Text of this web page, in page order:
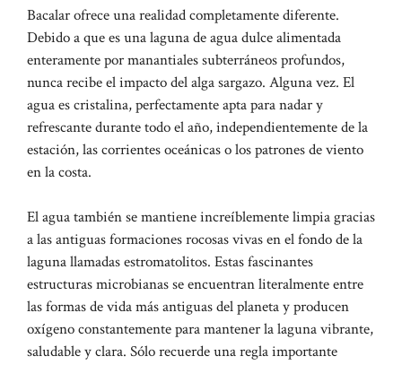
Bacalar ofrece una realidad completamente diferente.
Debido a que es una laguna de agua dulce alimentada
enteramente por manantiales subterráneos profundos,
nunca recibe el impacto del alga sargazo. Alguna vez. El
agua es cristalina, perfectamente apta para nadar y
refrescante durante todo el año, independientemente de la
estación, las corrientes oceánicas o los patrones de viento
en la costa.
El agua también se mantiene increíblemente limpia gracias
a las antiguas formaciones rocosas vivas en el fondo de la
laguna llamadas estromatolitos. Estas fascinantes
estructuras microbianas se encuentran literalmente entre
las formas de vida más antiguas del planeta y producen
oxígeno constantemente para mantener la laguna vibrante,
saludable y clara. Sólo recuerde una regla importante